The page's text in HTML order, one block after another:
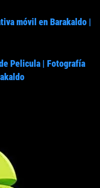
móvil en Barakaldo |
Pelicula | Fotografía